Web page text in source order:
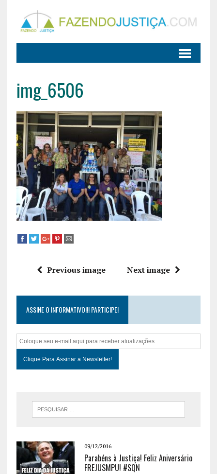
img_6506
Previous image Next image
ASSINE O INFORMATIVO!!! PARTICIPE!
09/12/2016
Parabéns à Justiça! Feliz Aniversário
FREJUSMPU! #SQN